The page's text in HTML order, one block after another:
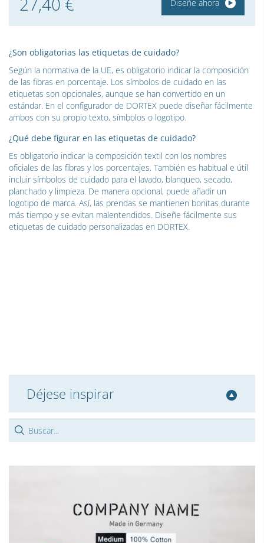
Diseñe ahora
¿Son obligatorias las etiquetas de cuidado?
Según la normativa de la UE, es obligatorio indicar la composición
de las fibras en porcentaje. Los símbolos de cuidado en las
etiquetas son opcionales, aunque se han convertido en un
estándar. En el configurador de DORTEX puede diseñar fácilmente
ambos con su propio texto, símbolos o logotipo.
¿Qué debe figurar en las etiquetas de cuidado?
Es obligatorio indicar la composición textil con los nombres
oficiales de las fibras y los porcentajes. También es habitual e útil
incluir símbolos de cuidado para el lavado, blanqueo, secado,
planchado y limpieza. De manera opcional, puede añadir un
logotipo de marca. Así, las prendas se mantienen bonitas durante
más tiempo y se evitan malentendidos. Diseñe fácilmente sus
etiquetas de cuidado personalizadas en DORTEX.
Déjese inspirar